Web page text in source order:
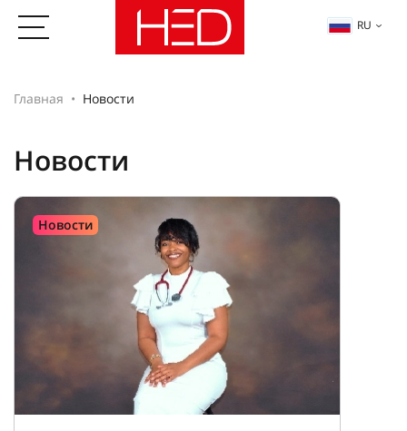
RU
Главная Новости
Новости
Новости